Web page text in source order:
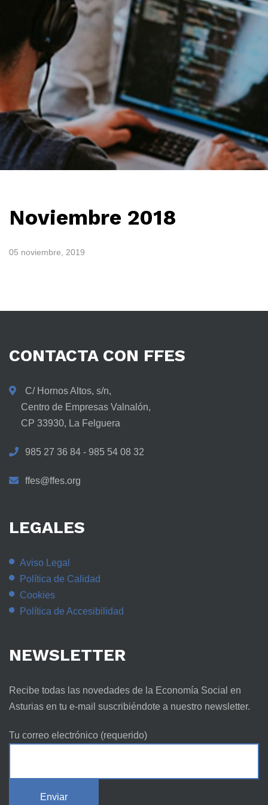
Noviembre 2018
05 noviembre, 2019
CONTACTA CON FFES
C/ Hornos Altos, s/n,
Centro de Empresas Valnalón,
CP 33930, La Felguera
985 27 36 84 - 985 54 08 32
ffes@ffes.org
LEGALES
Aviso Legal
Política de Calidad
Cookies
Política de Accesibilidad
NEWSLETTER
Recibe todas las novedades de la Economía Social en
Asturias en tu e-mail suscribiéndote a nuestro newsletter.
Tu correo electrónico (requerido)